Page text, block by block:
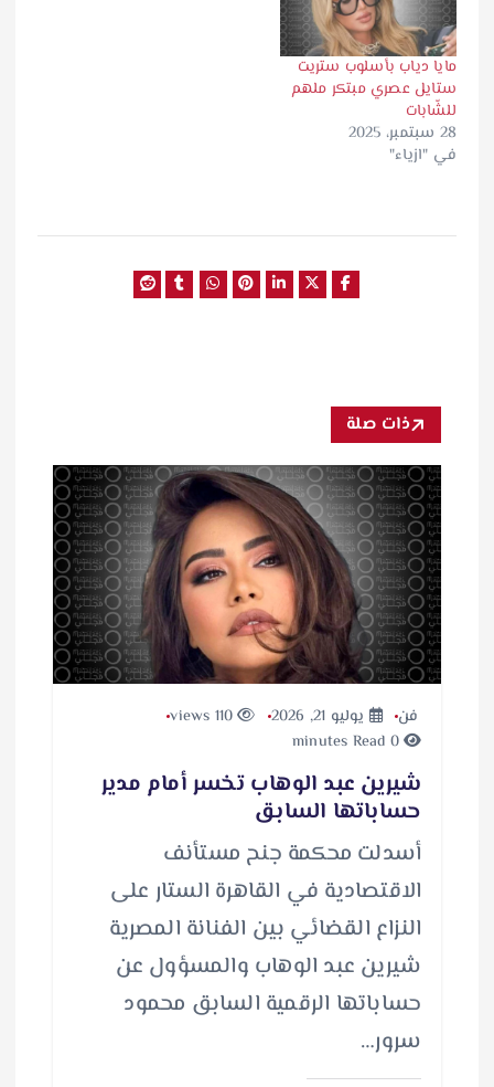
مايا دياب بأسلوب ستريت
ستايل عصري مبتكر ملهم
للشّابات
28 سبتمبر، 2025
في "ازياء"
ذات صلة
فن يوليو 21, 2026
110 views
0 minutes Read
شيرين عبد الوهاب تخسر أمام مدير
حساباتها السابق
أسدلت محكمة جنح مستأنف
الاقتصادية في القاهرة الستار على
النزاع القضائي بين الفنانة المصرية
شيرين عبد الوهاب والمسؤول عن
حساباتها الرقمية السابق محمود
سرور…